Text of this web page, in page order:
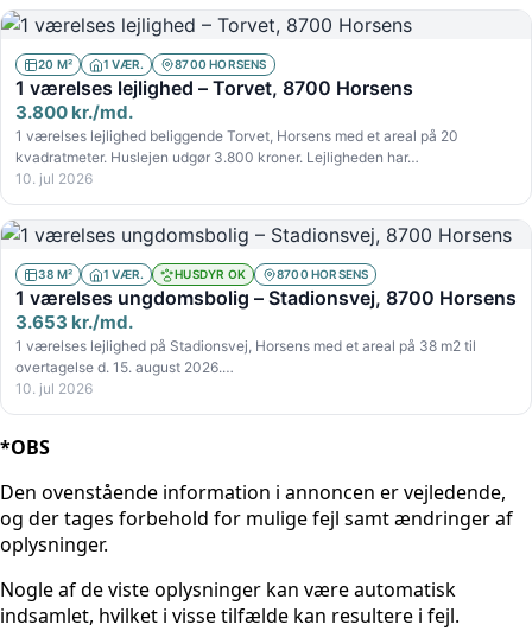
20 M² 1 VÆR. 8700 HORSENS
1 værelses lejlighed – Torvet, 8700 Horsens
3.800 kr./md.
1 værelses lejlighed beliggende Torvet, Horsens med et areal på 20
kvadratmeter. Huslejen udgør 3.800 kroner. Lejligheden har…
10. jul 2026
38 M² 1 VÆR. HUSDYR OK 8700 HORSENS
1 værelses ungdomsbolig – Stadionsvej, 8700 Horsens
3.653 kr./md.
1 værelses lejlighed på Stadionsvej, Horsens med et areal på 38 m2 til
overtagelse d. 15. august 2026.…
10. jul 2026
*OBS
Den ovenstående information i annoncen er vejledende,
og der tages forbehold for mulige fejl samt ændringer af
oplysninger.
Nogle af de viste oplysninger kan være automatisk
indsamlet, hvilket i visse tilfælde kan resultere i fejl.